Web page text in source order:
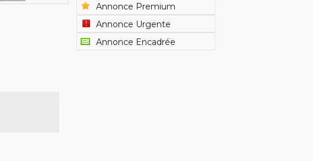
Annonce Premium
Annonce Urgente
Annonce Encadrée